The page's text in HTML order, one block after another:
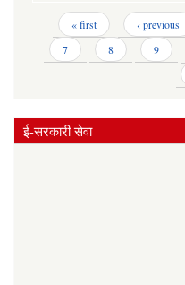
Pages « first ‹ previous
7
8 9
ई-सरकारी सेवा